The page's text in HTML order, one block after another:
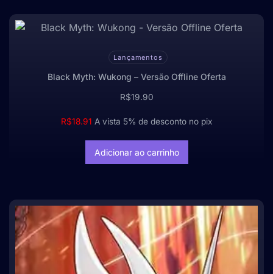
Lançamentos
Black Myth: Wukong – Versão Offline Oferta
R$19.90
R$18.91 A vista 5% de desconto no pix
Adicionar ao carrinho